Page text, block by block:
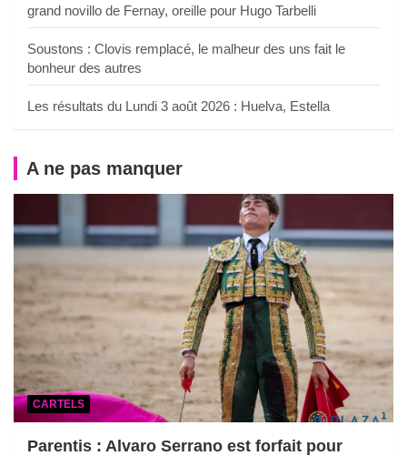
grand novillo de Fernay, oreille pour Hugo Tarbelli
Soustons : Clovis remplacé, le malheur des uns fait le
bonheur des autres
Les résultats du Lundi 3 août 2026 : Huelva, Estella
A ne pas manquer
CARTELS
Parentis : Alvaro Serrano est forfait pour